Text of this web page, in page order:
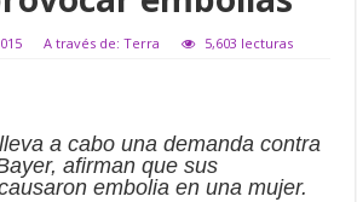
A través de: Terra 5,603 lecturas
a cabo una demanda contra
afirman que sus
embolia en una mujer.